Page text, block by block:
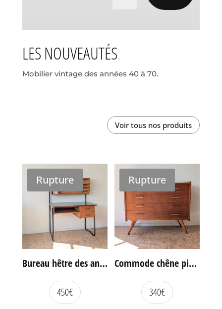
LES NOUVEAUTÉS
Mobilier vintage des années 40 à 70.
Voir tous nos produits
Rupture
Bureau hêtre des années 60
450€
Rupture
Commode chêne pieds compas vintage
340€